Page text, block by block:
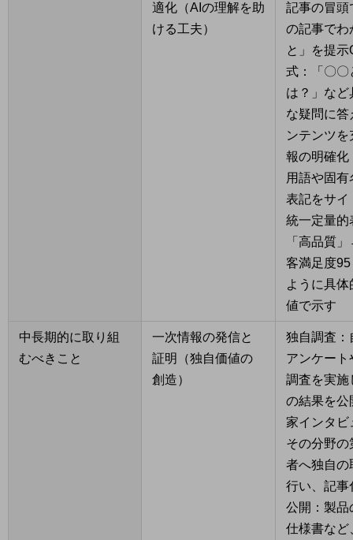
適化（AIの理解を助
ける工夫）
記事の冒頭
の記事でわ
と」を提示
式：「〇〇
は？」など
な疑問に答
ンテンツを
報の明確化
用語や固有
表記をサイ
統一定量的
「高品質
客満足度
ように具体
値で示す
中長期的に取り組
むべきこと
一次情報の発信と
証明（独自価値の
創造）
独自調査：
アンケート
調査を実施
の結果を公
家インタビ
その分野の
者へ独自の
行い、記事
公開：製品
仕様書など